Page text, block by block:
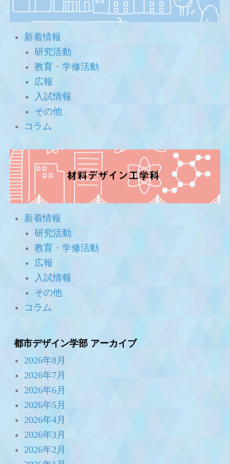
新着情報
研究活動
教育・学修活動
広報
入試情報
その他
コラム
新着情報
研究活動
教育・学修活動
広報
入試情報
その他
コラム
都市デザイン学部 アーカイブ
2026年8月
2026年7月
2026年6月
2026年5月
2026年4月
2026年3月
2026年2月